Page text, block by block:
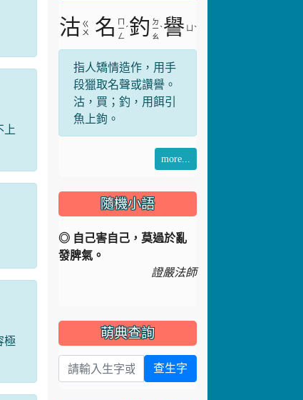
上
極
沽 ㄍ
ㄨ
名
ㄇ
ㄧ
ㄥ
ˊ釣 ㄉ
ㄧ
ㄠ
ˋ譽 ˋ
指人矯情造作，用手
段獵取名聲或讚譽。
沽，買；釣，用餌引
魚上鉤。
more...
隨機小語
◎ 自己害自己，莫過於亂
發脾氣。
證嚴法師
萌典查詢
查生字